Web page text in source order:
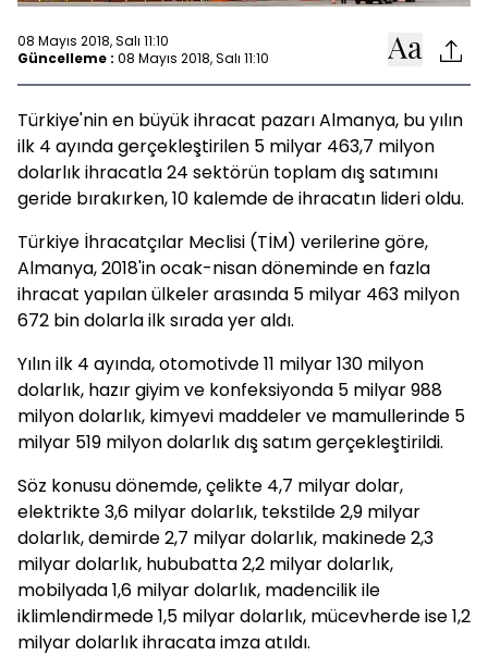
08 Mayıs 2018, Salı 11:10
Güncelleme : 08 Mayıs 2018, Salı 11:10
Türkiye'nin en büyük ihracat pazarı Almanya, bu yılın
ilk 4 ayında gerçekleştirilen 5 milyar 463,7 milyon
dolarlık ihracatla 24 sektörün toplam dış satımını
geride bırakırken, 10 kalemde de ihracatın lideri oldu.
Türkiye İhracatçılar Meclisi (TİM) verilerine göre,
Almanya, 2018'in ocak-nisan döneminde en fazla
ihracat yapılan ülkeler arasında 5 milyar 463 milyon
672 bin dolarla ilk sırada yer aldı.
Yılın ilk 4 ayında, otomotivde 11 milyar 130 milyon
dolarlık, hazır giyim ve konfeksiyonda 5 milyar 988
milyon dolarlık, kimyevi maddeler ve mamullerinde 5
milyar 519 milyon dolarlık dış satım gerçekleştirildi.
Söz konusu dönemde, çelikte 4,7 milyar dolar,
elektrikte 3,6 milyar dolarlık, tekstilde 2,9 milyar
dolarlık, demirde 2,7 milyar dolarlık, makinede 2,3
milyar dolarlık, hububatta 2,2 milyar dolarlık,
mobilyada 1,6 milyar dolarlık, madencilik ile
iklimlendirmede 1,5 milyar dolarlık, mücevherde ise 1,2
milyar dolarlık ihracata imza atıldı.